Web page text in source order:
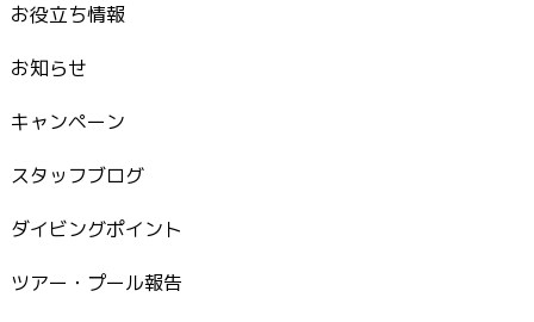
お役立ち情報
お知らせ
キャンペーン
スタッフブログ
ダイビングポイント
ツアー・プール報告